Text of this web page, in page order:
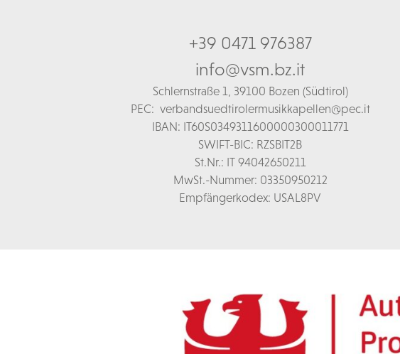
+39 0471 976387
info@vsm.bz.it
Schlernstraße 1, 39100 Bozen (Südtirol)
PEC: verbandsuedtirolermusikkapellen@pec.it
IBAN: IT60S0349311600000300011771
SWIFT-BIC: RZSBIT2B
St.Nr.: IT 94042650211
MwSt.-Nummer: 03350950212
Empfängerkodex: USAL8PV